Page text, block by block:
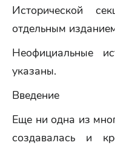
Исторической
отдельным
Неофициальные
указаны.
Введение
Еще ни одна из
создавалась и